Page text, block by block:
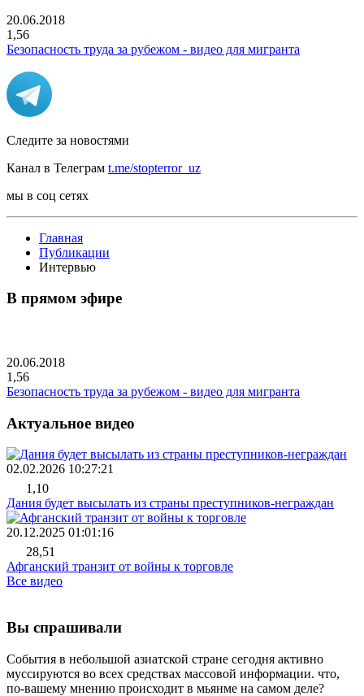
20.06.2018
1,56
Безопасность труда за рубежом - видео для мигранта
Следите за новостями
Канал в Телеграм t.me/stopterror_uz
мы в соц сетях
Главная
Публикации
Интервью
В прямом эфире
20.06.2018
1,56
Безопасность труда за рубежом - видео для мигранта
Актуальное видео
02.02.2026 10:27:21
1,10
Дания будет высылать из страны преступников-неграждан
20.12.2025 01:01:16
28,51
Афганский транзит от войны к торговле
Все видео
Вы спрашивали
События в небольшой азиатской стране сегодня активно
муссируются во всех средствах массовой информации. что,
по-вашему мнению происходит в мьянме на самом деле?